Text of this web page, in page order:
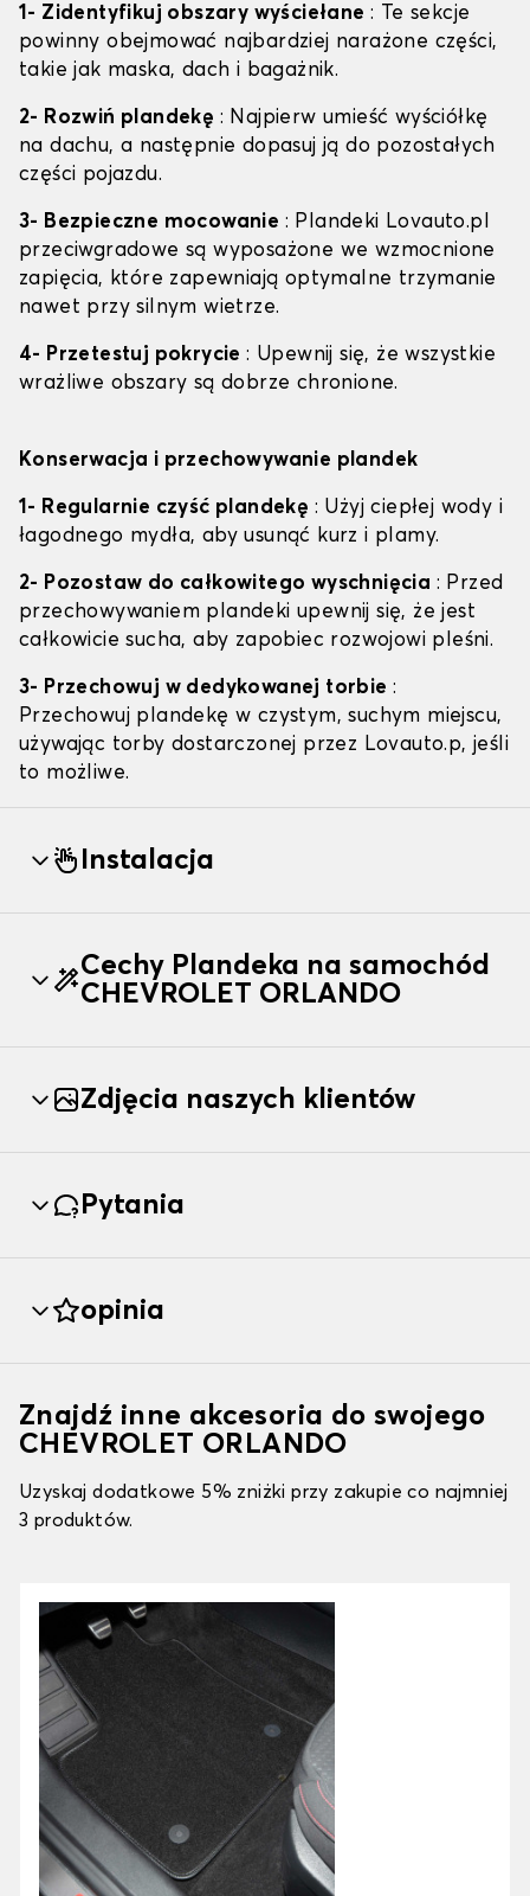
1- Zidentyfikuj obszary wyściełane : Te sekcje
powinny obejmować najbardziej narażone części,
takie jak maska, dach i bagażnik.
2- Rozwiń plandekę : Najpierw umieść wyściółkę
na dachu, a następnie dopasuj ją do pozostałych
części pojazdu.
3- Bezpieczne mocowanie : Plandeki Lovauto.pl
przeciwgradowe są wyposażone we wzmocnione
zapięcia, które zapewniają optymalne trzymanie
nawet przy silnym wietrze.
4- Przetestuj pokrycie: Upewnij się, że wszystkie
wrażliwe obszary są dobrze chronione.
Konserwacja i przechowywanie plandek
1- Regularnie czyść plandekę : Użyj ciepłej wody i
łagodnego mydła, aby usunąć kurz i plamy.
2- Pozostaw do całkowitego wyschnięcia : Przed
przechowywaniem plandeki upewnij się, że jest
całkowicie sucha, aby zapobiec rozwojowi pleśni.
3- Przechowuj w dedykowanej torbie :
Przechowuj plandekę w czystym, suchym miejscu,
używając torby dostarczonej przez Lovauto.p, jeśli
to możliwe.
Instalacja
Cechy Plandeka na samochód
CHEVROLET ORLANDO
Zdjęcia naszych klientów
Pytania
opinia
Znajdź inne akcesoria do swojego
CHEVROLET ORLANDO
Uzyskaj dodatkowe 5% zniżki przy zakupie co najmniej
3 produktów.